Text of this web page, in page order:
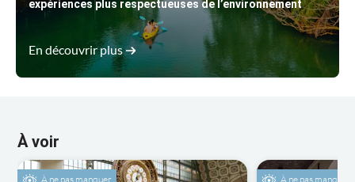
expériences plus respectueuses de l’environnement
En découvrir plus
À voir
À ne pas manquer À ne pas manquer